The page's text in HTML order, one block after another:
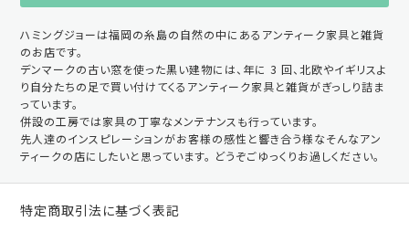
ハミングジョーは福岡の糸島の自然の中にあるアンティーク家具と雑貨
のお店です。
デンマークの古い窓を使った黒い建物には、年に 3 回、北欧やイギリスよ
り自分たちの足で買い付けてくるアンティーク家具と雑貨がぎっしり詰ま
っています。
併設の工房では家具の丁寧なメンテナンスも行っています。
先人達のインスピレーションがお客様の感性と響き合う様なそんなアン
ティークの店にしたいと思っています。 どうぞごゆっくりお過しください。
特定商取引法に基づく表記